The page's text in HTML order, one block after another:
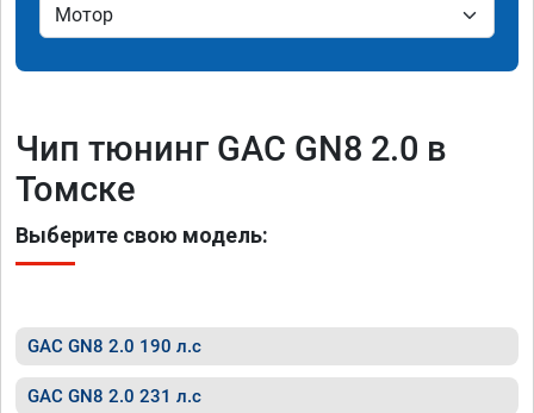
Чип тюнинг GAC GN8 2.0 в
Томске
Выберите свою модель:
GAC GN8 2.0 190 л.с
GAC GN8 2.0 231 л.с